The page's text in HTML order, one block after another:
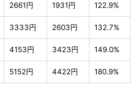
2661円 1931円 122.9%
3333円 2603円 132.7%
4153円 3423円 149.0%
5152円 4422円 180.9%